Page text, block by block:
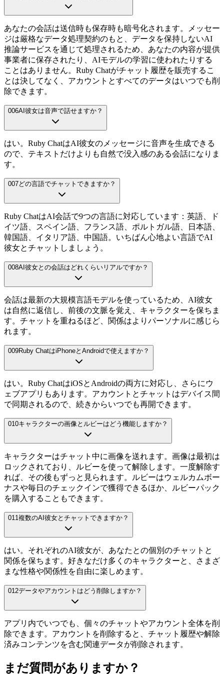
あなたの会話は送信時も保存時も暗号化されます。メッセー
ジは厳格なデータ処理契約のもと、データを保持しないAI
推論サービスを通じて処理されるため、あなたの内容が提供
事業者に保存されたり、AIモデルの学習に使われたりする
ことはありません。Ruby Chatがチャット履歴を販売するこ
とは決してなく、アカウントとすべてのデータはいつでも削
除できます。
006AI彼女は音声で話せますか？
はい。Ruby ChatはAI彼女のメッセージに音声を生成できる
ので、テキストだけよりも自然で没入感のある会話になりま
す。
007どの言語でチャットできますか？
Ruby ChatはAI会話で9つの言語に対応しています：英語、ド
イツ語、スペイン語、フランス語、ポルトガル語、日本語、
韓国語、イタリア語、中国語。いちばん心地よい言語でAI
彼女とチャットしましょう。
008AI彼女との会話はどれくらいリアルですか？
会話は最新の大規模言語モデルを使っているため、AI彼女
は自然に返信し、前後の文脈を覚え、キャラクターを保ちま
す。チャットを重ねるほど、関係はよりパーソナルに感じら
れます。
009Ruby ChatはiPhoneとAndroidで使えますか？
はい。Ruby ChatはiOSとAndroidの両方に対応し、さらにウ
ェブアプリもあります。アカウントとチャットはデバイス間
で同期されるので、続きからいつでも再開できます。
010キャラクターの画像とルビーはどう機能しますか？
キャラクターはチャット中に画像を送れます。画像は最初は
ロックされており、ルビーを使って解除します。一度解除す
れば、その後もずっと見られます。ルビーはウェルカムボー
ナスや毎日のチェックインで獲得できるほか、ルビーパック
を購入することもできます。
011複数のAI彼女とチャットできますか？
はい。それぞれのAI彼女が、あなたとの個別のチャットと
関係を保ちます。好きなだけ多くのキャラクターと、さまざ
まな性格や関係性を自由に楽しめます。
012データやアカウントはどう削除しますか？
アプリ内でいつでも、個々のチャットやアカウント全体を削
除できます。アカウントを削除すると、チャット履歴や解除
済みコンテンツを含む関連データが削除されます。
まだ質問がありますか？